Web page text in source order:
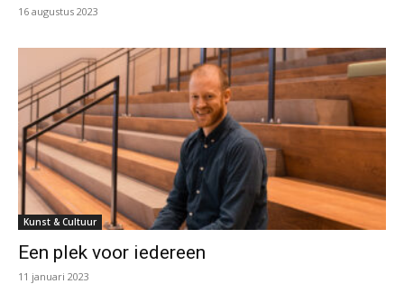
16 augustus 2023
Kunst & Cultuur
Een plek voor iedereen
11 januari 2023